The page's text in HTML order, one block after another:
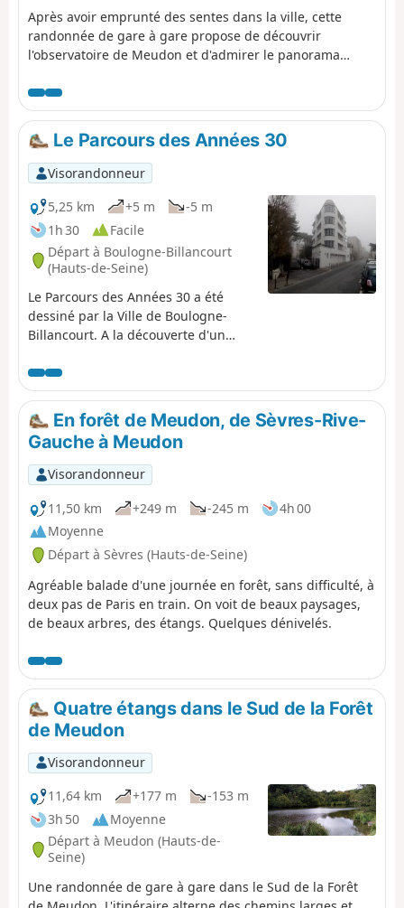
Après avoir emprunté des sentes dans la ville, cette
randonnée de gare à gare propose de découvrir
l'observatoire de Meudon et d'admirer le panorama
Ensuite, l'itinéraire se déroule essentiellement en forêt.
Le Parcours des Années 30
Visorandonneur
5,25 km
+5 m
-5 m
1h 30
Facile
Départ à Boulogne-Billancourt
(Hauts-de-Seine)
Le Parcours des Années 30 a été
dessiné par la Ville de Boulogne-
Billancourt. A la découverte d'un
l'imagination d'architectes tels que
Le Corbusier, Courrèges, Mallet-
Stevens... Un parcours urbain
original, faisant honneur au
mouvement créatif de l'entre-deux-
guerres.
En forêt de Meudon, de Sèvres-Rive-
Gauche à Meudon
Visorandonneur
11,50 km
+249 m -245 m
4h 00
Moyenne
Départ à Sèvres (Hauts-de-Seine)
Agréable balade d'une journée en forêt, sans difficulté, à
deux pas de Paris en train. On voit de beaux paysages,
de beaux arbres, des étangs. Quelques dénivelés.
Quatre étangs dans le Sud de la Forêt
de Meudon
Visorandonneur
11,64 km
+177 m
-153 m
3h 50
Moyenne
Départ à Meudon (Hauts-de-
Seine)
Une randonnée de gare à gare dans le Sud de la Forêt